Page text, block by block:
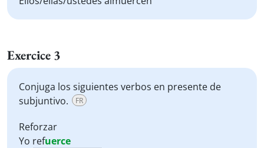
Exercice 3
Conjuga los siguientes verbos en presente de
subjuntivo.
FR
Reforzar
Yo refuerce